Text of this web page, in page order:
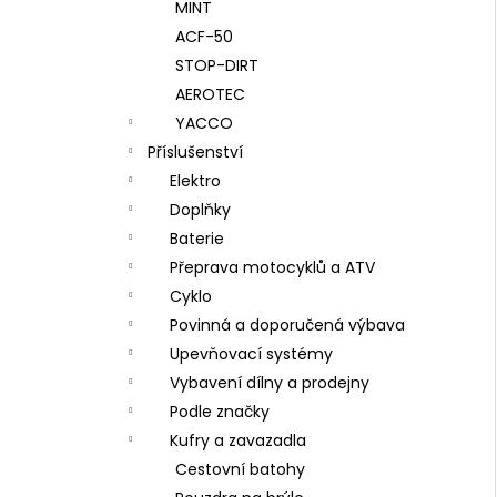
MINT
ACF-50
STOP-DIRT
AEROTEC
YACCO
Příslušenství
Elektro
Doplňky
Baterie
Přeprava motocyklů a ATV
Cyklo
Povinná a doporučená výbava
Upevňovací systémy
Vybavení dílny a prodejny
Podle značky
Kufry a zavazadla
Cestovní batohy